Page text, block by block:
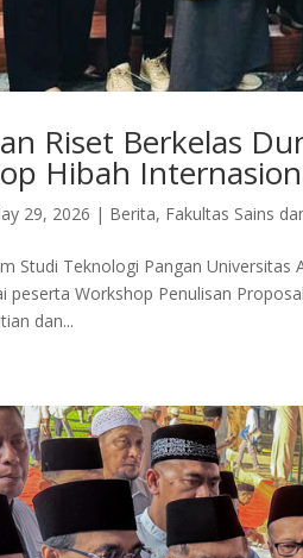
Riset Berkelas
Hibah
29, 2026 | Berita, Fakultas Sains
Studi Teknologi Pangan Universitas
peserta Workshop Penulisan
dan...